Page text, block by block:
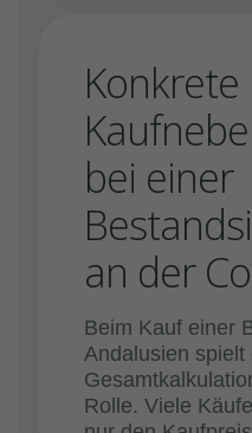
Konkrete
bei einer
an der
Beim Kauf einer
Andalusien spielt
Rolle. Viele